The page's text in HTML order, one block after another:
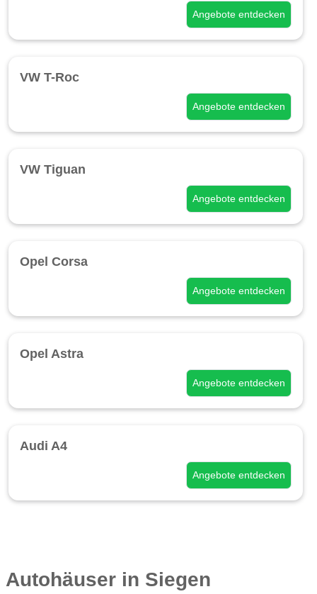
Angebote entdecken
VW T-Roc
Angebote entdecken
VW Tiguan
Angebote entdecken
Opel Corsa
Angebote entdecken
Opel Astra
Angebote entdecken
Audi A4
Angebote entdecken
Autohäuser in Siegen